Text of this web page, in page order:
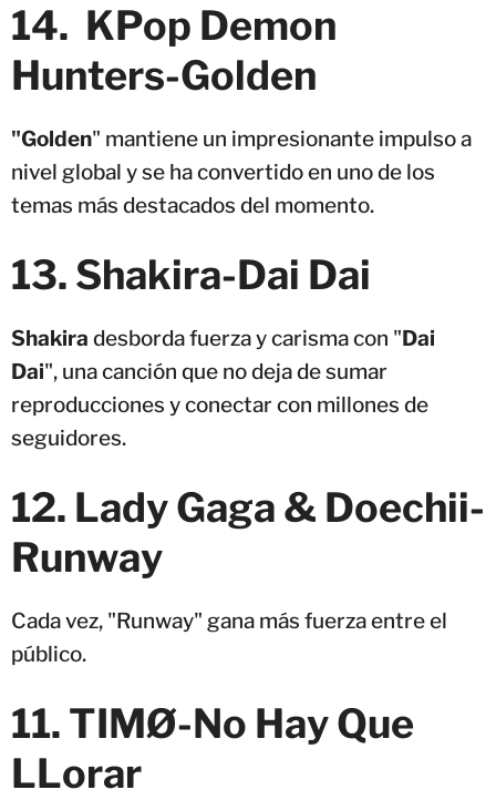
14. KPop Demon
Hunters-Golden
"Golden" mantiene un impresionante impulso a
nivel global y se ha convertido en uno de los
temas más destacados del momento.
13. Shakira-Dai Dai
Shakira desborda fuerza y carisma con "Dai
Dai", una canción que no deja de sumar
reproducciones y conectar con millones de
seguidores.
12. Lady Gaga & Doechii-
Runway
Cada vez, "Runway" gana más fuerza entre el
público.
11. TIMØ-No Hay Que
LLorar